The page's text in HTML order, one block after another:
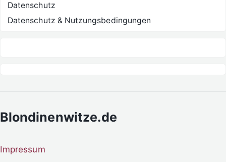
Datenschutz
Datenschutz & Nutzungsbedingungen
Blondinenwitze.de
Impressum